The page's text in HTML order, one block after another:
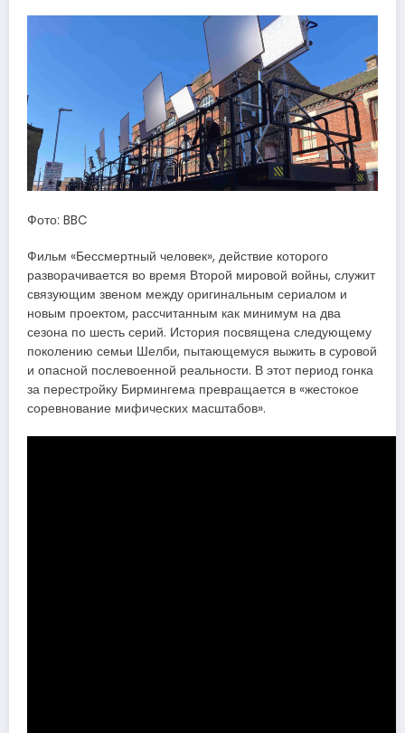
Фото: BBC
Фильм «Бессмертный человек», действие которого
разворачивается во время Второй мировой войны, служит
связующим звеном между оригинальным сериалом и
новым проектом, рассчитанным как минимум на два
сезона по шесть серий. История посвящена следующему
поколению семьи Шелби, пытающемуся выжить в суровой
и опасной послевоенной реальности. В этот период гонка
за перестройку Бирмингема превращается в «жестокое
соревнование мифических масштабов».